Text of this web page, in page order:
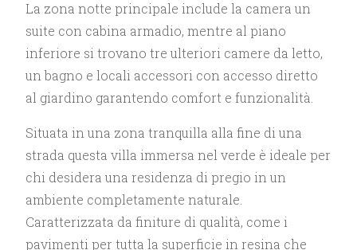
La zona notte principale include la camera un
suite con cabina armadio, mentre al piano
inferiore si trovano tre ulteriori camere da letto,
un bagno e locali accessori con accesso diretto
al giardino garantendo comfort e funzionalità.
Situata in una zona tranquilla alla fine di una
strada questa villa immersa nel verde è ideale per
chi desidera una residenza di pregio in un
ambiente completamente naturale.
Caratterizzata da finiture di qualità, come i
pavimenti per tutta la superficie in resina che